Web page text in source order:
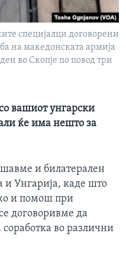
специјалци договорени
на македонската армија
во Скопје по повод три
вашиот унгарски
ќе има нешто за
и билатерален
и Унгарија, каде што
и помош при
договоривме да
во различни